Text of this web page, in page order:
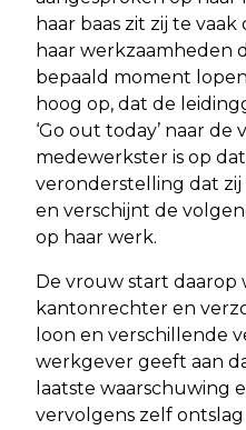
haar baas zit zij te
haar werkzaamheden
bepaald moment
hoog op, dat de
‘Go out today’ naar
medewerkster is op
veronderstelling dat zij
en verschijnt de
op haar werk.
De vrouw start daarop
kantonrechter en
loon en verschillende
werkgever geeft aan
laatste waarschuwing
vervolgens zelf